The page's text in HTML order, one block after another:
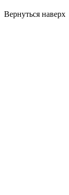
Вернуться наверх